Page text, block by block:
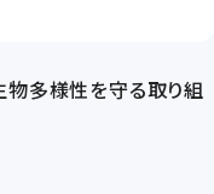
物多様性を守る取り組